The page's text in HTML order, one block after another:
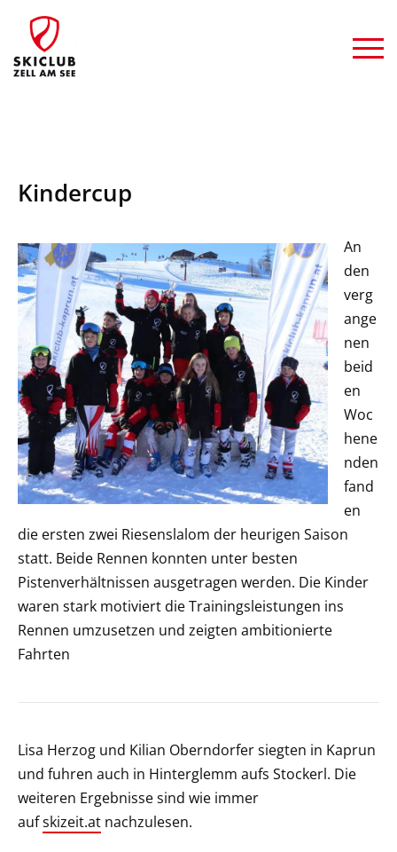
Kindercup
An
den
verg
ange
nen
beid
en
Woc
hene
nden
fand
en
die ersten zwei Riesenslalom der heurigen Saison
statt. Beide Rennen konnten unter besten
Pistenverhältnissen ausgetragen werden. Die Kinder
waren stark motiviert die Trainingsleistungen ins
Rennen umzusetzen und zeigten ambitionierte
Fahrten
Lisa Herzog und Kilian Oberndorfer siegten in Kaprun
und fuhren auch in Hinterglemm aufs Stockerl. Die
weiteren Ergebnisse sind wie immer
aufskizeit.at nachzulesen.